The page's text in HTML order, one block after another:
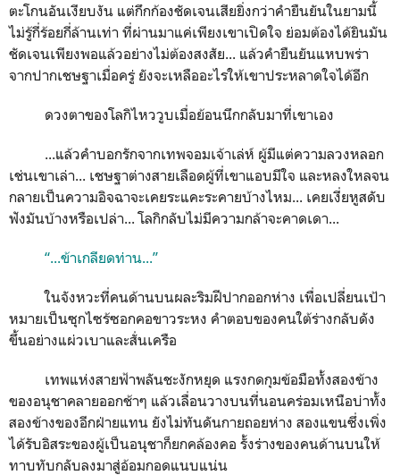
ตะโกนอันเงียบงัน แต่กึกก้องชัดเจนเสียยิ่งกว่าคำยืนยันในยามนี้
ไม่รู้กี่ร้อยกี่ล้านเท่า ที่ผ่านมาแค่เพียงเขาเปิดใจ ย่อมต้องได้ยินมัน
ชัดเจนเพียงพอแล้วอย่างไม่ต้องสงสัย... แล้วคำยืนยันแหบพร่า
จากปากเชษฐาเมื่อครู่ ยังจะเหลืออะไรให้เขาประหลาดใจได้อีก
ดวงตาของโลกิไหววูบเมื่อย้อนนึกกลับมาที่เขาเอง
...แล้วคำบอกรักจากเทพจอมเจ้าเล่ห์ ผู้มีแต่ความลวงหลอก
เช่นเขาเล่า... เชษฐาต่างสายเลือดผู้ที่เขาแอบมีใจ และหลงใหลจน
กลายเป็นความอิจฉาจะเคยระแคะระคายบ้างไหม... เคยเงี่ยหูสดับ
ฟังมันบ้างหรือเปล่า... โลกิกลับไม่มีความกล้าจะคาดเดา...
“...ข้าเกลียดท่าน...”
ในจังหวะที่คนด้านบนผละริมฝีปากออกห่าง เพื่อเปลี่ยนเป้า
หมายเป็นซุกไซร้ซอกคอขาวระหง คำตอบของคนใต้ร่างกลับดัง
ขึ้นอย่างแผ่วเบาและสั่นเครือ
เทพแห่งสายฟ้าพลันชะงักหยุด แรงกดกุมข้อมือทั้งสองข้าง
ของอนุชาคลายออกช้าๆ แล้วเลื่อนวางบนที่นอนคร่อมเหนือบ่าทั้ง
สองข้างของอีกฝ่ายแทน ยังไม่ทันดันกายถอยห่าง สองแขนซึ่งเพิ่ง
ได้รับอิสระของผู้เป็นอนุชาก็ยกคล้องคอ รั้งร่างของคนด้านบนให้
ทาบทับกลับลงมาสู่อ้อมกอดแนบแน่น